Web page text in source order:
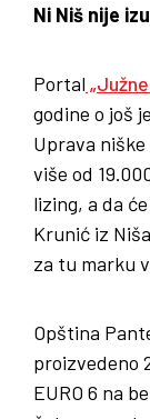
Ni Niš nije
Portal
godine o još
Uprava
više od
lizing, a da
Krunić iz
za tu marku
Opština
proizvedeno
EURO 6 na